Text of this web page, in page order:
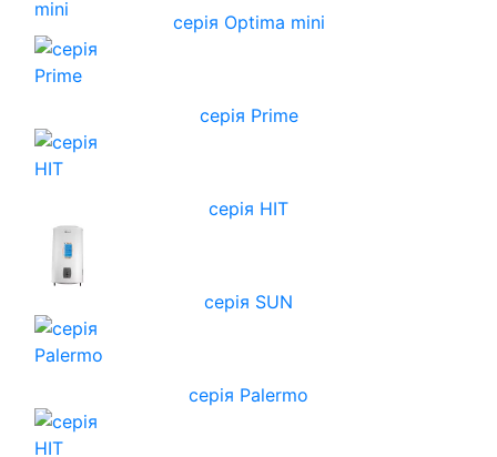
серія Optima mini
серія Prime
серія HIT
серія SUN
серія Palermo